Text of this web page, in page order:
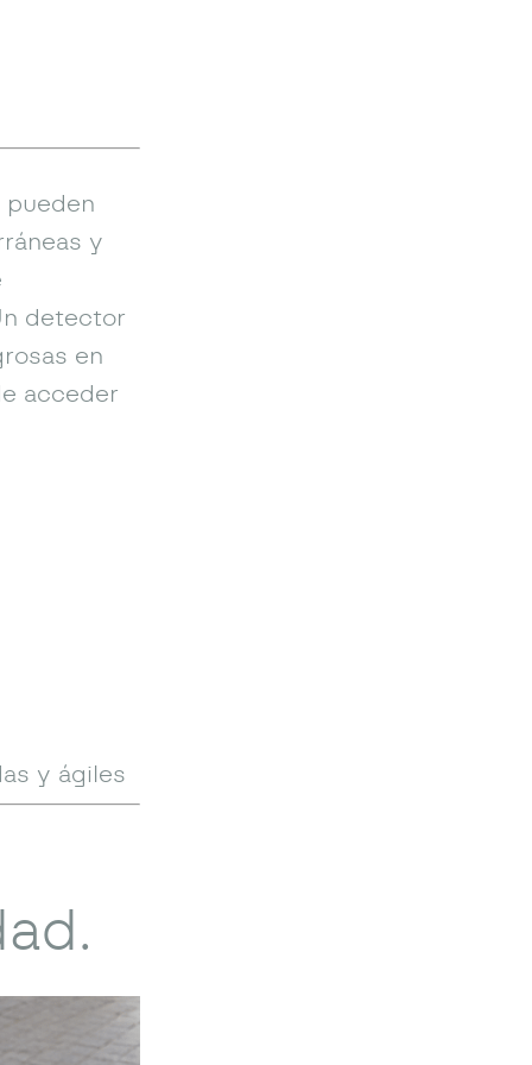
pueden
y
detector
en
acceder
y ágiles